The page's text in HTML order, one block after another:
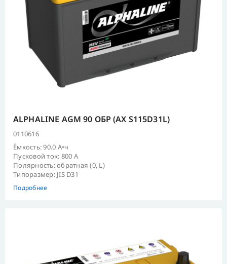
ALPHALINE AGM 90 ОБР (AX S115D31L)
0110616
Ёмкость: 90.0 А•ч
Пусковой ток: 800 А
Полярность: обратная (0, L)
Типоразмер: JIS D31
Подробнее